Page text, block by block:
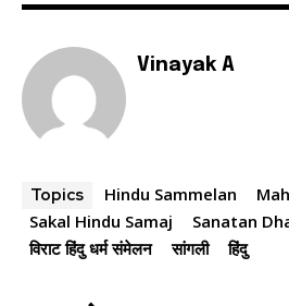
I've read and accept the Privacy Policy
Vinayak A
Topics Hindu Sammelan
Sakal Hindu Samaj
Sanatan
विराट हिंदु धर्म संमेलन
सांगली हिंदु